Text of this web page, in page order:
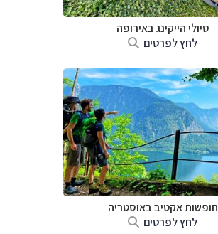
טיולי הייקינג באירופה
לחץ לפרטים
חופשות אקטיב באוסטריה
לחץ לפרטים